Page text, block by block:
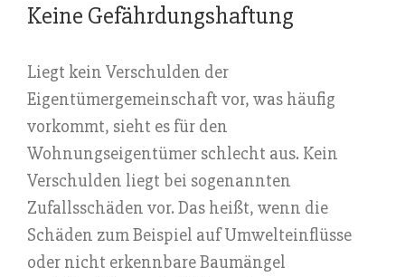
Keine Gefährdungshaftung
Liegt kein Verschulden der
Eigentümergemeinschaft vor, was häufig
vorkommt, sieht es für den
Wohnungseigentümer schlecht aus. Kein
Verschulden liegt bei sogenannten
Zufallsschäden vor. Das heißt, wenn die
Schäden zum Beispiel auf Umwelteinflüsse
oder nicht erkennbare Baumängel